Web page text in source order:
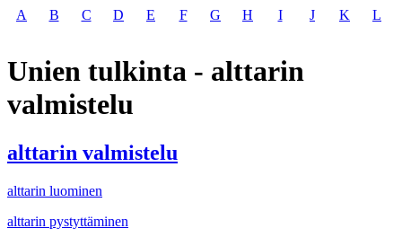
A B C D E F G H I J K L
Unien tulkinta - alttarin
valmistelu
alttarin valmistelu
alttarin luominen
alttarin pystyttäminen